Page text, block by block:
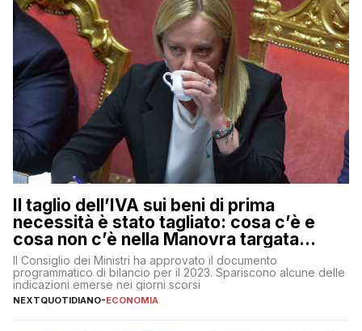
Il taglio dell’IVA sui beni di prima
necessità è stato tagliato: cosa c’è e
cosa non c’è nella Manovra targata
Meloni
Il Consiglio dei Ministri ha approvato il documento
programmatico di bilancio per il 2023. Spariscono alcune delle
indicazioni emerse nei giorni scorsi
NEXTQUOTIDIANO-ECONOMIA